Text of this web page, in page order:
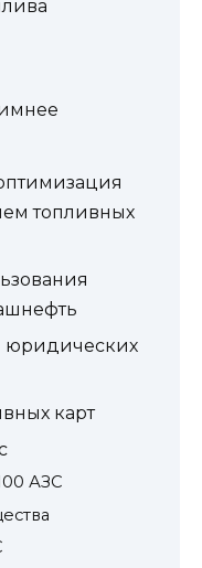
топливных
юридических
карт
АЗС